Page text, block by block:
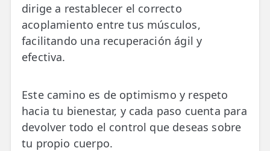
dirige a restablecer el correcto
acoplamiento entre tus músculos,
facilitando una recuperación ágil y
efectiva.
Este camino es de optimismo y respeto
hacia tu bienestar, y cada paso cuenta para
devolver todo el control que deseas sobre
tu propio cuerpo.